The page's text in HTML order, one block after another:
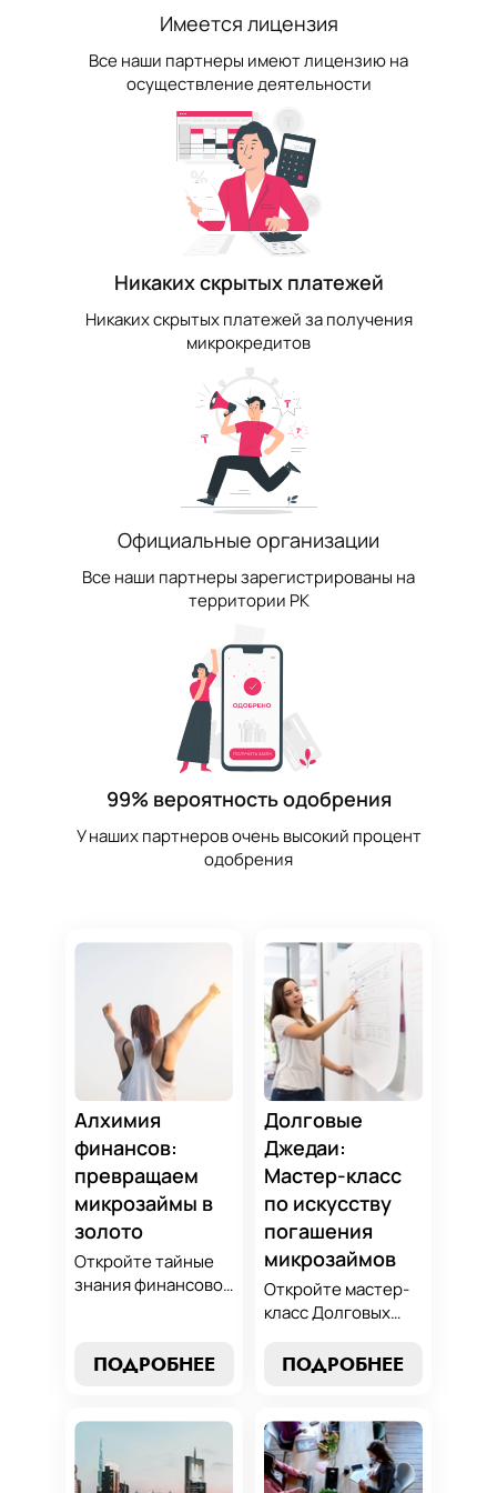
Имеется лицензия
Все наши партнеры имеют лицензию на
осуществление деятельности
Никаких скрытых платежей
Никаких скрытых платежей за получения
микрокредитов
Официальные организации
Все наши партнеры зарегистрированы на
территории РК
99% вероятность одобрения
У наших партнеров очень высокий процент
одобрения
Алхимия
финансов:
превращаем
микрозаймы в
золото
Откройте тайные
знания финансовой
превращать
обязательства по
золотые
возможности.
Погрузитесь в мир
ПОДРОБНЕЕ
Долговые
Джедаи:
Мастер-класс
по искусству
погашения
микрозаймов
Откройте мастер-
класс Долговых
погашению
финансового
равновесия.
Узнайте, как
ПОДРОБНЕЕ